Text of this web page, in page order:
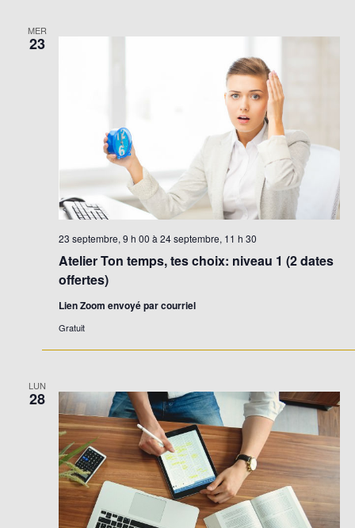
MER
23
Atelier Ton temps, tes choix: niveau 1 (2 dates
offertes)
23 septembre, 9 h 00 à 24 septembre, 11 h 30
Lien Zoom envoyé par courriel
Gratuit
LUN
28